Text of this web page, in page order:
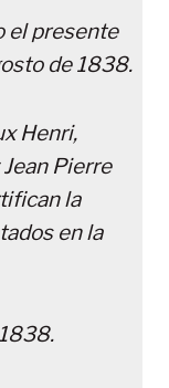
el presente
de 1838.
Henri,
Pierre
la
en la